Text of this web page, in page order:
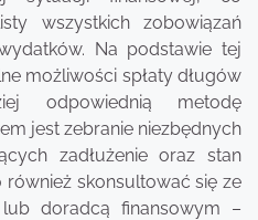
wszystkich zobowiązań
Na podstawie tej
możliwości spłaty długów
odpowiednią metodę
jest zebranie niezbędnych
zadłużenie oraz stan
również skonsultować się ze
doradcą finansowym –